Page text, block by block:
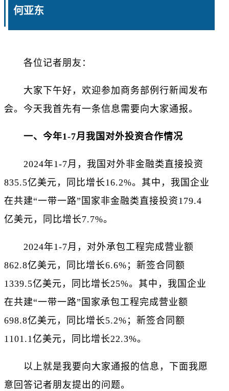
何亚东
各位记者朋友：
大家下午好，欢迎参加商务部例行新闻发布
会。今天我首先有一条信息需要向大家通报。
一、今年1-7月我国对外投资合作情况
2024年1-7月，我国对外非金融类直接投资
835.5亿美元，同比增长16.2%。其中，我国企业
在共建“一带一路”国家非金融类直接投资179.4
亿美元，同比增长7.7%。
2024年1-7月，对外承包工程完成营业额
862.8亿美元，同比增长6.6%；新签合同额
1339.5亿美元，同比增长25%。其中，我国企业
在共建“一带一路”国家承包工程完成营业额
698.8亿美元，同比增长5.2%；新签合同额
1101.1亿美元，同比增长22.3%。
以上就是我要向大家通报的信息，下面我愿
意回答记者朋友提出的问题。